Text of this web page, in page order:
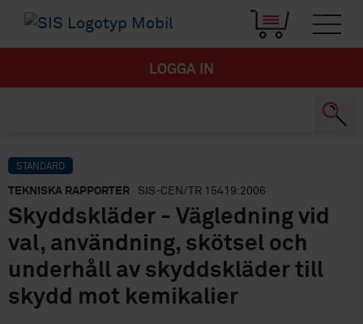
LOGGA IN
STANDARD
TEKNISKA RAPPORTER · SIS-CEN/TR 15419:2006
Skyddskläder - Vägledning vid
val, användning, skötsel och
underhåll av skyddskläder till
skydd mot kemikalier